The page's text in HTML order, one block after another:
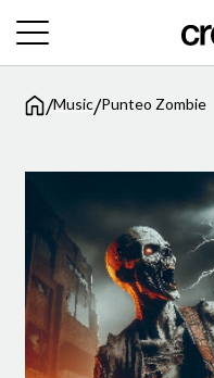
/Music/Punteo Zombie